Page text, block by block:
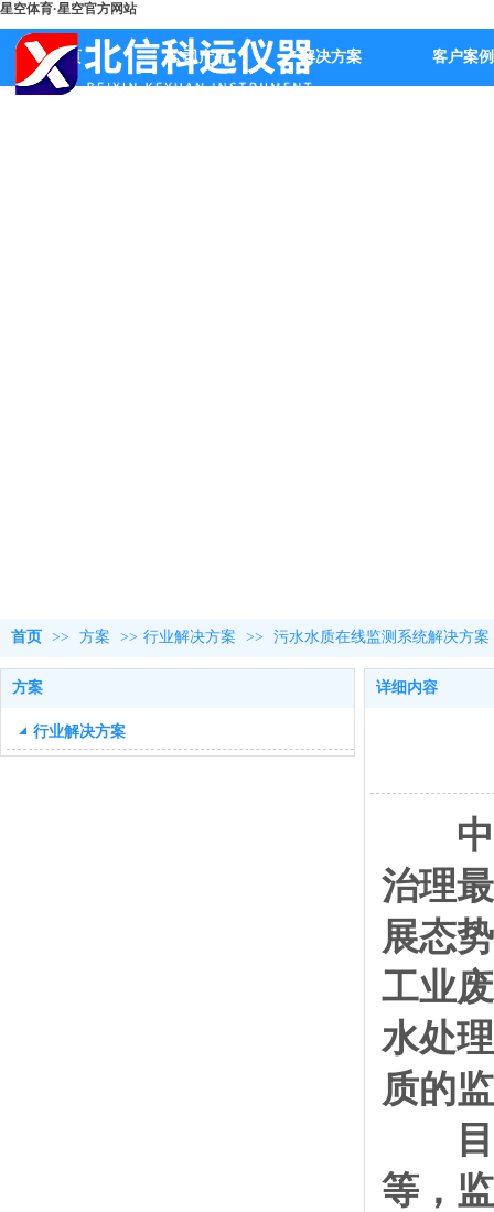
星空体育·星空官方网站
首页 公司产品 解决方案 客户案例
首页 >> 方案 >> 行业解决方案 >> 污水水质在线监测系统解决方案
方案
行业解决方案
详细内容
中国
治理
展态
工业
水处
质的
目前
等，